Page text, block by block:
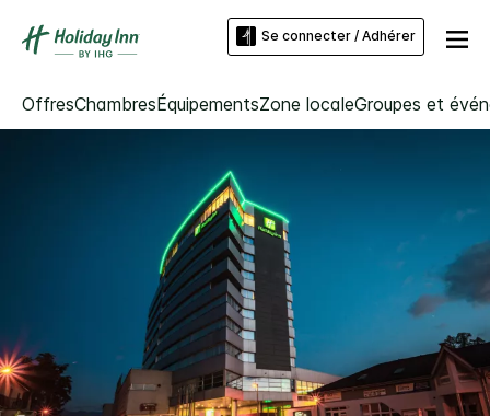
Se connecter / Adhérer
OffresChambresÉquipementsZone localeGroupes et